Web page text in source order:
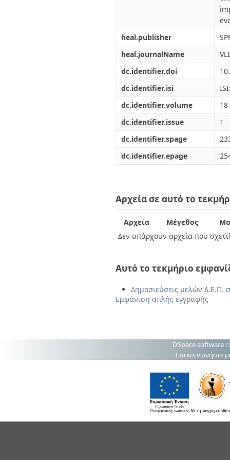
heal.publisher
heal.journalName
dc.identifier.doi
dc.identifier.isi
dc.identifier.volume
18
dc.identifier.issue
1
dc.identifier.spage
dc.identifier.epage
Αρχεία σε αυτό το
Αρχεία Μέγεθος
Δεν υπάρχουν αρχεία που
Αυτό το τεκμήριο
Δημοσιεύσεις μελών Δ.Ε.Π.
Εμφάνιση απλής εγγραφής
DSpace software
Επικοινωνήστε